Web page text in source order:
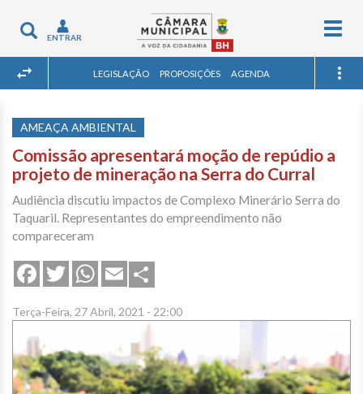
Toggle
navigation
ENTRAR
LEGISLAÇÃO PROPOSIÇÕES AGENDA
AMEAÇA AMBIENTAL
Comissão apresentará moção de repúdio a
projeto de mineração na Serra do Curral
Audiência discutiu impactos de Complexo Minerário Serra do
Taquaril. Representantes do empreendimento não
compareceram
FacebookTwitterWhatsApp
Email
Terça-Feira, 27 Abril, 2021 - 22:00